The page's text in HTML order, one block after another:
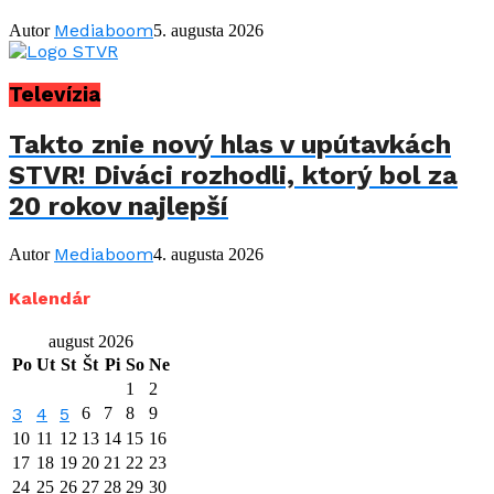
Autor Mediaboom5. augusta 2026
Televízia
Takto znie nový hlas v upútavkách
STVR! Diváci rozhodli, ktorý bol za
20 rokov najlepší
Autor Mediaboom4. augusta 2026
Kalendár
august 2026
Po Ut St Št Pi So Ne
1
2
3 4 5 6 7 8
9
10 11 12 13 14 15 16
17 18 19 20 21 22 23
24 25 26 27 28 29 30